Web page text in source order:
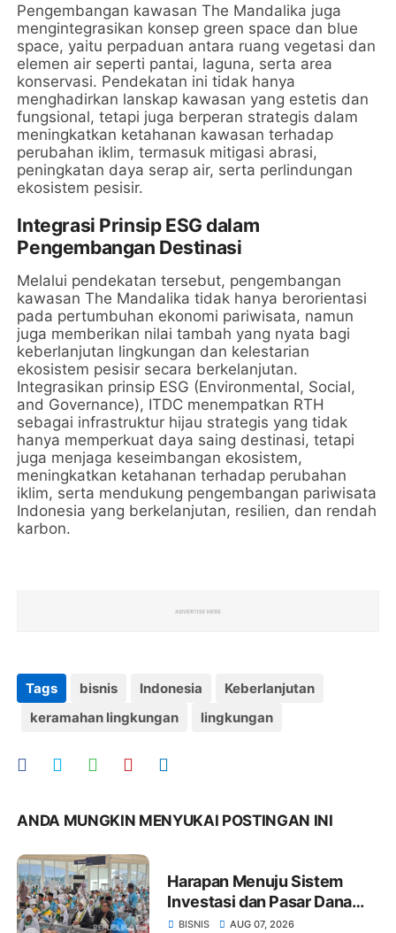
Pengembangan kawasan The Mandalika juga
mengintegrasikan konsep green space dan blue
space, yaitu perpaduan antara ruang vegetasi dan
elemen air seperti pantai, laguna, serta area
konservasi. Pendekatan ini tidak hanya
menghadirkan lanskap kawasan yang estetis dan
fungsional, tetapi juga berperan strategis dalam
meningkatkan ketahanan kawasan terhadap
perubahan iklim, termasuk mitigasi abrasi,
peningkatan daya serap air, serta perlindungan
ekosistem pesisir.
Integrasi Prinsip ESG dalam
Pengembangan Destinasi
Melalui pendekatan tersebut, pengembangan
kawasan The Mandalika tidak hanya berorientasi
pada pertumbuhan ekonomi pariwisata, namun
juga memberikan nilai tambah yang nyata bagi
keberlanjutan lingkungan dan kelestarian
ekosistem pesisir secara berkelanjutan.
Integrasikan prinsip ESG (Environmental, Social,
and Governance), ITDC menempatkan RTH
sebagai infrastruktur hijau strategis yang tidak
hanya memperkuat daya saing destinasi, tetapi
juga menjaga keseimbangan ekosistem,
meningkatkan ketahanan terhadap perubahan
iklim, serta mendukung pengembangan pariwisata
Indonesia yang berkelanjutan, resilien, dan rendah
karbon.
Tags bisnis Indonesia
Keberlanjutan
keramahan lingkungan
lingkungan
ANDA MUNGKIN MENYUKAI POSTINGAN INI
Harapan Menuju Sistem
Investasi dan Pasar Dana
Haji yang Efisien
BISNIS AUG 07, 2026